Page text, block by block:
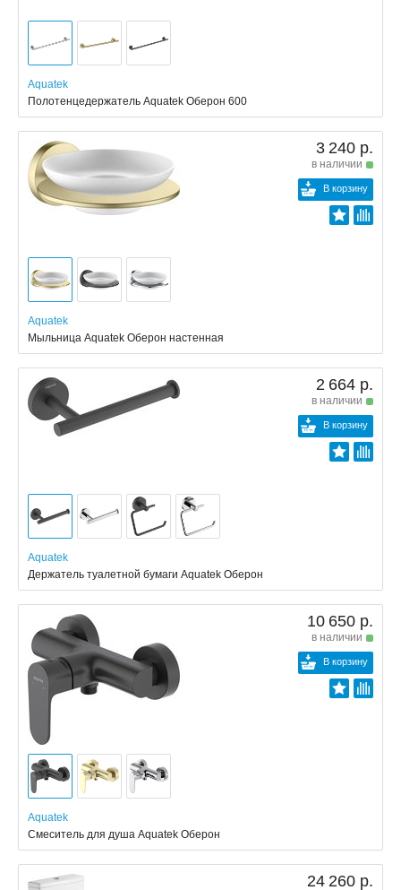
Aquatek
Полотенцедержатель Aquatek Оберон 600
3 240 р.
в наличии
В корзину
Aquatek
Мыльница Aquatek Оберон настенная
2 664 р.
в наличии
В корзину
Aquatek
Держатель туалетной бумаги Aquatek Оберон
10 650 р.
в наличии
В корзину
Aquatek
Смеситель для душа Aquatek Оберон
24 260 р.